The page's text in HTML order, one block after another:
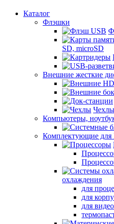
Каталог
Флэшки
SD, microSD
Внешние жесткие
Чехлы
Компьютеры,
Комплектующие
охлаждения
для
для
для